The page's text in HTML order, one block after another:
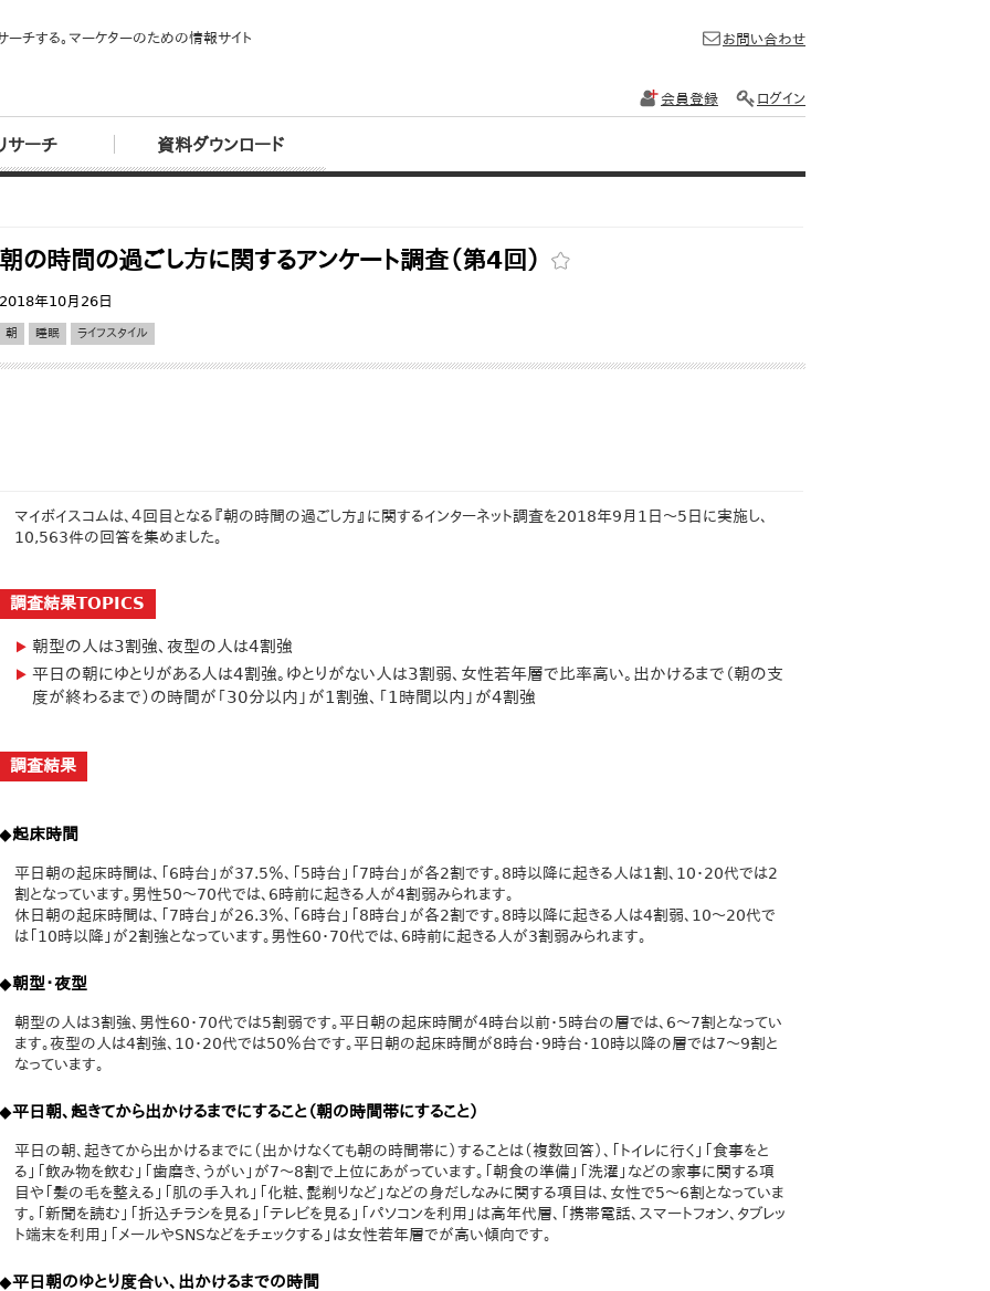
ーチする。マーケターのための情報サイト
サーチ 資料ダウンロード
お問い合わせ
会員登録 ログイン
朝の時間の過ごし方に関するアンケート調査（第4回）
2018年10月26日
朝 睡眠 ライフスタイル
マイボイスコムは、４回目となる『朝の時間の過ごし方』に関するインターネット調査を2018年9月1日～5日に実施し、
10,563件の回答を集めました。
調査結果TOPICS
朝型の人は3割強、夜型の人は4割強
平日の朝にゆとりがある人は4割強。ゆとりがない人は3割弱、女性若年層で比率高い。出かけるまで（朝の支
度が終わるまで）の時間が「30分以内」が1割強、「1時間以内」が4割強
調査結果
◆起床時間
平日朝の起床時間は、「6時台」が37.5％、「5時台」「7時台」が各2割です。8時以降に起きる人は1割、10・20代では2
割となっています。男性50～70代では、6時前に起きる人が4割弱みられます。
休日朝の起床時間は、「7時台」が26.3％、「6時台」「8時台」が各2割です。8時以降に起きる人は4割弱、10～20代で
は「10時以降」が2割強となっています。男性60・70代では、6時前に起きる人が3割弱みられます。
◆朝型・夜型
朝型の人は3割強、男性60・70代では5割弱です。平日朝の起床時間が4時台以前・5時台の層では、6～7割となってい
ます。夜型の人は4割強、10・20代では50％台です。平日朝の起床時間が8時台・9時台・10時以降の層では7～9割と
なっています。
◆平日朝、起きてから出かけるまでにすること（朝の時間帯にすること）
平日の朝、起きてから出かけるまでに（出かけなくても朝の時間帯に）することは（複数回答）、「トイレに行く」「食事をと
る」「飲み物を飲む」「歯磨き、うがい」が7～8割で上位にあがっています。「朝食の準備」「洗濯」などの家事に関する項
目や「髪の毛を整える」「肌の手入れ」「化粧、髭剃りなど」などの身だしなみに関する項目は、女性で5～6割となっていま
す。「新聞を読む」「折込チラシを見る」「テレビを見る」「パソコンを利用」は高年代層、「携帯電話、スマートフォン、タブレッ
ト端末を利用」「メールやSNSなどをチェックする」は女性若年層でが高い傾向です。
◆平日朝のゆとり度合い、出かけるまでの時間